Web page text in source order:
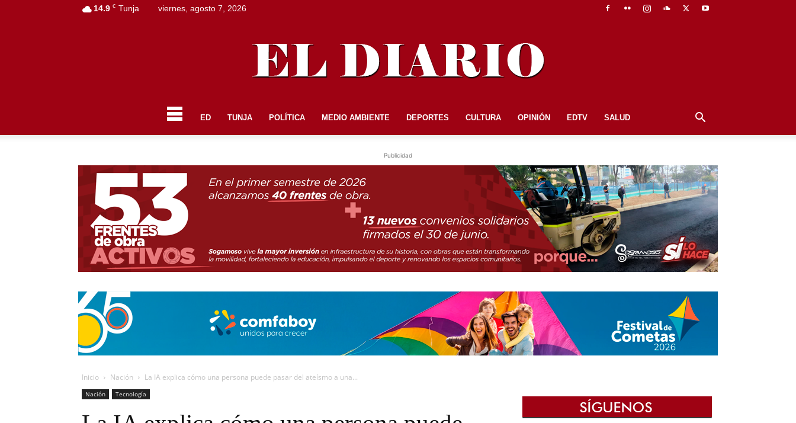
14.9 C Tunja viernes, agosto 7, 2026
DIARIO
ED TUNJA POLÍTICA MEDIO AMBIENTE DEPORTES CULTURA OPINIÓN EDTV SALUD
Publicidad
Inicio Nación La IA explica cómo una persona puede pasar del ateísmo a una...
Nación Tecnología